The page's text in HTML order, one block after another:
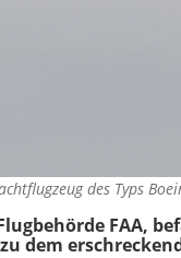
des Typs
FAA,
dem